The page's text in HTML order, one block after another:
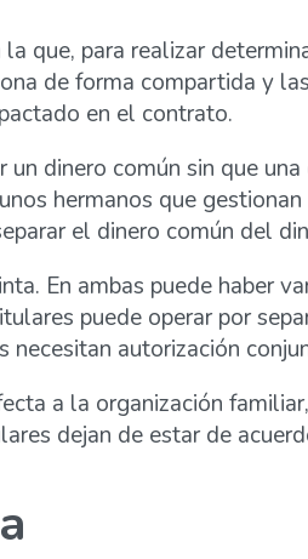
que, para realizar
de forma compartida y
en el contrato.
dinero común sin que
hermanos que
el dinero común del
En ambas puede haber
puede operar por
necesitan autorización
a la organización
dejan de estar de